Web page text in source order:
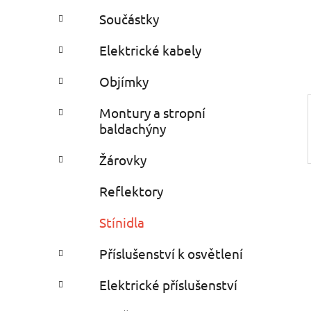
n
p
n
e
l
Součástky
Elektrické kabely
Objímky
Montury a stropní
baldachýny
Žárovky
Reflektory
Stínidla
Příslušenství k osvětlení
Elektrické příslušenství